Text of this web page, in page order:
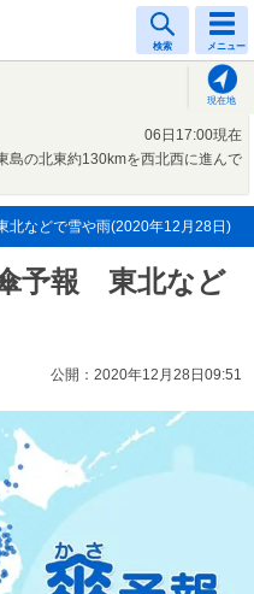
検索 メニュー
現在地
06日17:00現在
島の北東約130kmを西北西に進んで
などで雪や雨(2020年12月28日)
予報 東北など
公開：2020年12月28日09:51